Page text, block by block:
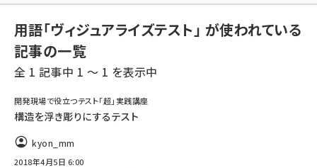
ツ
ai (2493)
加藤銘のチーム貢献～仲間と築いた勝利の絆～ (2314)
iot女子会 (2279)
北海道をのんびり旅する晴山佳須夫のヒント集！ (2034)
drupal (1955)
genai (1483)
用語「ヴィジュアライズテスト」 が使われている
記事の一覧
全 1 記事中 1 ～ 1 を表示中
開発現場で役立つテスト「超」実践講座
構造を浮き彫りにするテスト
kyon_mm
2018年4月5日 6:00